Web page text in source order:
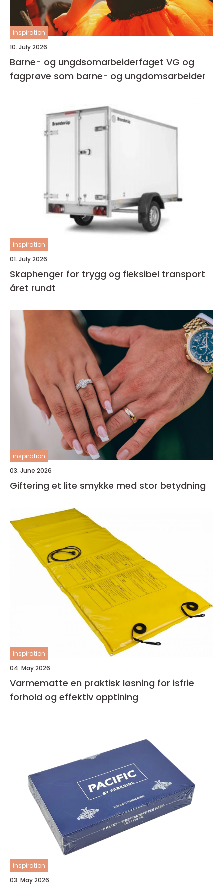
inspiration
10. July 2026
Barne- og ungdsomarbeiderfaget VG og
fagprøve som barne- og ungdomsarbeider
inspiration
01. July 2026
Skaphenger for trygg og fleksibel transport
året rundt
inspiration
03. June 2026
Giftering et lite smykke med stor betydning
inspiration
04. May 2026
Varmematte en praktisk løsning for isfrie
forhold og effektiv opptining
inspiration
03. May 2026